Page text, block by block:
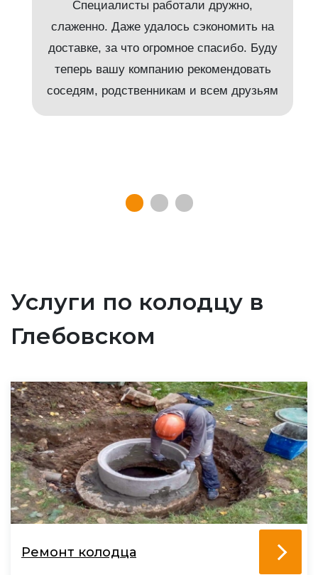
Специалисты работали дружно,
слаженно. Даже удалось сэкономить на
доставке, за что огромное спасибо. Буду
теперь вашу компанию рекомендовать
соседям, родственникам и всем друзьям
Услуги по колодцу в
Глебовском
Ремонт колодца